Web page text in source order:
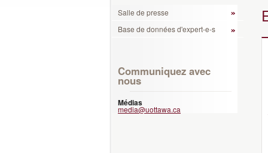
Salle de presse
Base de données d'expert-e-s
Communiquez avec
nous
Médias
media@uottawa.ca